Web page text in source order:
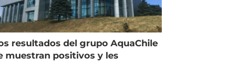
resultados del grupo AquaChile
muestran positivos y les